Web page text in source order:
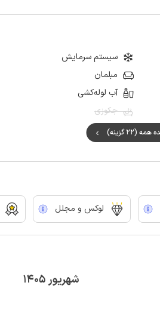
سیستم سرمایش
مبلمان
آب لوله‌کشی
جکوزی
(22 گزینه)
لوکس و مجلل
شهریور 1405